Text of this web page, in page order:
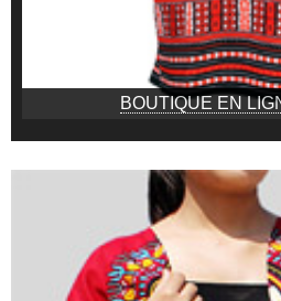
BOUTIQUE EN